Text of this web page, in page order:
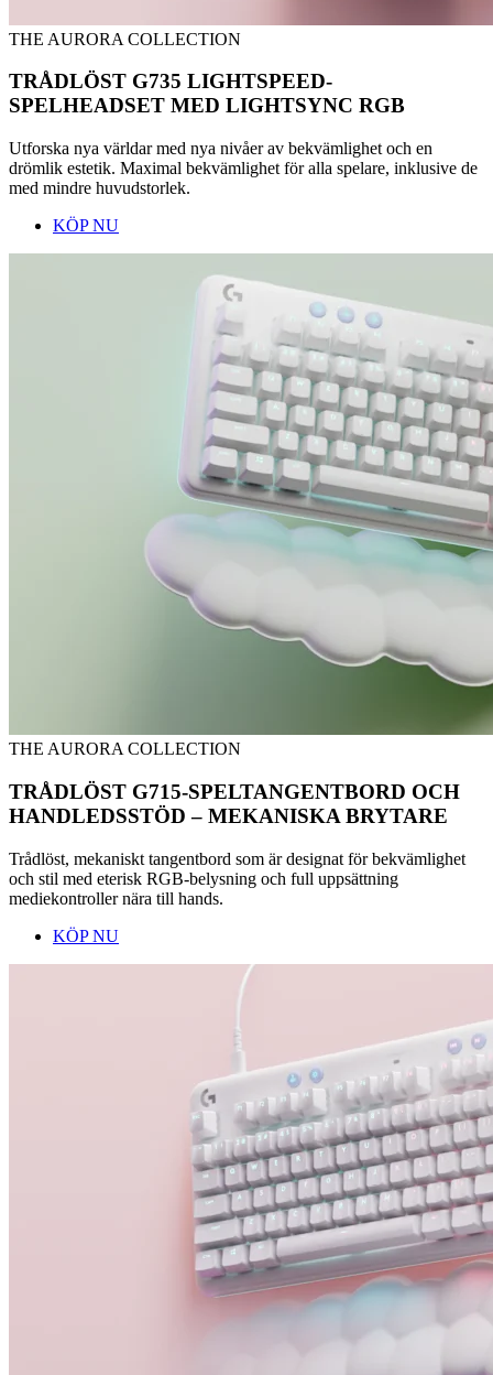
THE AURORA COLLECTION
TRÅDLÖST G735 LIGHTSPEED-
SPELHEADSET MED LIGHTSYNC RGB
Utforska nya världar med nya nivåer av bekvämlighet och en
drömlik estetik. Maximal bekvämlighet för alla spelare, inklusive de
med mindre huvudstorlek.
KÖP NU
THE AURORA COLLECTION
TRÅDLÖST G715-SPELTANGENTBORD OCH
HANDLEDSSTÖD – MEKANISKA BRYTARE
Trådlöst, mekaniskt tangentbord som är designat för bekvämlighet
och stil med eterisk RGB-belysning och full uppsättning
mediekontroller nära till hands.
KÖP NU